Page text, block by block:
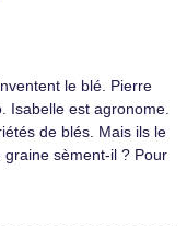
le blé. Pierre
Isabelle est agronome.
de blés. Mais ils le
sèment-il ? Pour